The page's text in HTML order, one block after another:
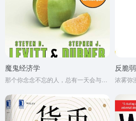
魔鬼经济学 反脆弱